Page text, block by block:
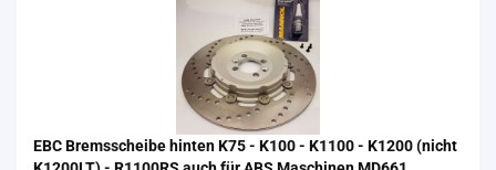
EBC Brems­schei­be hin­ten K75 - K100 - K1100 - K1200 (nicht